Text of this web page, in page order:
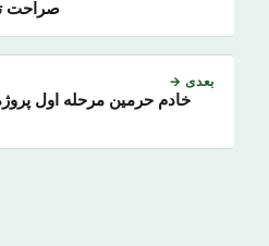
صراحت
بعدی →
خادم حرمین مرحله اول